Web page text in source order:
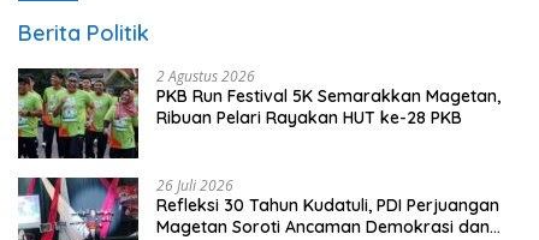
Berita Politik
2 Agustus 2026
PKB Run Festival 5K Semarakkan Magetan,
Ribuan Pelari Rayakan HUT ke-28 PKB
26 Juli 2026
Refleksi 30 Tahun Kudatuli, PDI Perjuangan
Magetan Soroti Ancaman Demokrasi dan